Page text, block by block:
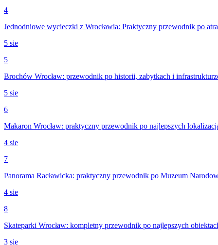
4
Jednodniowe wycieczki z Wrocławia: Praktyczny przewodnik po
5 sie
5
Brochów Wrocław: przewodnik po historii, zabytkach i
5 sie
6
Makaron Wrocław: praktyczny przewodnik po najlepszych
4 sie
7
Panorama Racławicka: praktyczny przewodnik po Muzeum
4 sie
8
Skateparki Wrocław: kompletny przewodnik po najlepszych
3 sie